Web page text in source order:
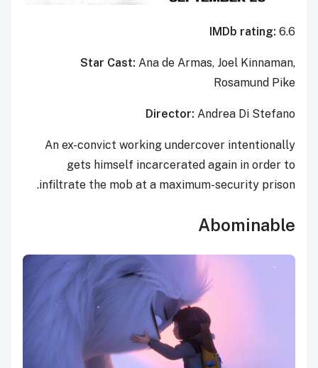
IMDb rating: 6.6
Star Cast: Ana de Armas, Joel Kinnaman,
Rosamund Pike
Director: Andrea Di Stefano
An ex-convict working undercover intentionally
gets himself incarcerated again in order to
infiltrate the mob at a maximum-security prison.
Abominable